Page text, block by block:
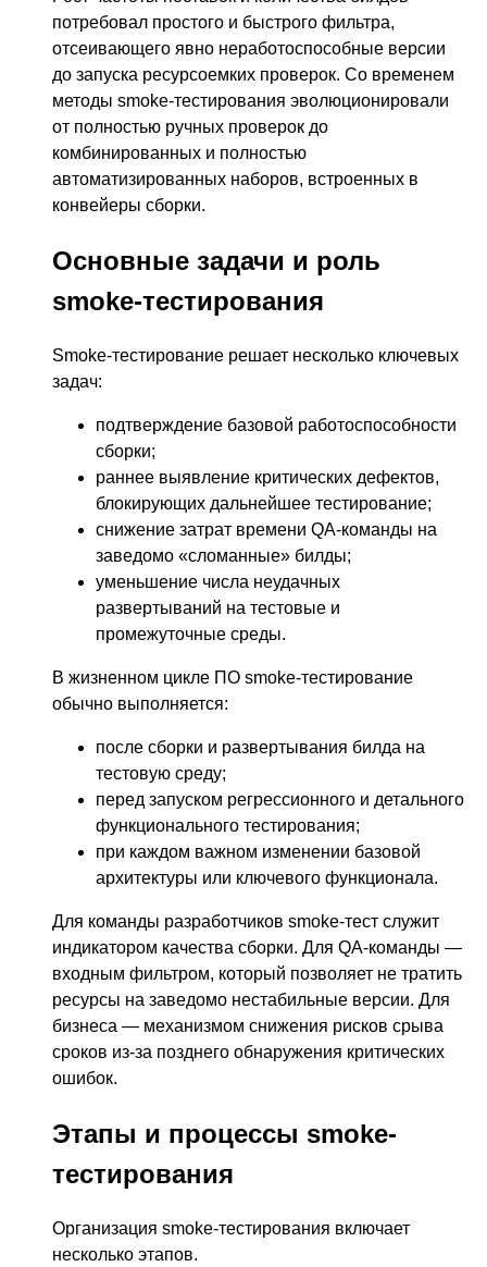
потребовал простого и быстрого фильтра,
отсеивающего явно неработоспособные версии
до запуска ресурсоемких проверок. Со временем
методы smoke-тестирования эволюционировали
от полностью ручных проверок до
комбинированных и полностью
автоматизированных наборов, встроенных в
конвейеры сборки.
Основные задачи и роль
smoke-тестирования
Smoke-тестирование решает несколько ключевых
задач:
подтверждение базовой работоспособности
сборки;
раннее выявление критических дефектов,
блокирующих дальнейшее тестирование;
снижение затрат времени QA-команды на
заведомо «сломанные» билды;
уменьшение числа неудачных
развертываний на тестовые и
промежуточные среды.
В жизненном цикле ПО smoke-тестирование
обычно выполняется:
после сборки и развертывания билда на
тестовую среду;
перед запуском регрессионного и детального
функционального тестирования;
при каждом важном изменении базовой
архитектуры или ключевого функционала.
Для команды разработчиков smoke-тест служит
индикатором качества сборки. Для QA-команды —
входным фильтром, который позволяет не тратить
ресурсы на заведомо нестабильные версии. Для
бизнеса — механизмом снижения рисков срыва
сроков из-за позднего обнаружения критических
ошибок.
Этапы и процессы smoke-
тестирования
Организация smoke-тестирования включает
несколько этапов.